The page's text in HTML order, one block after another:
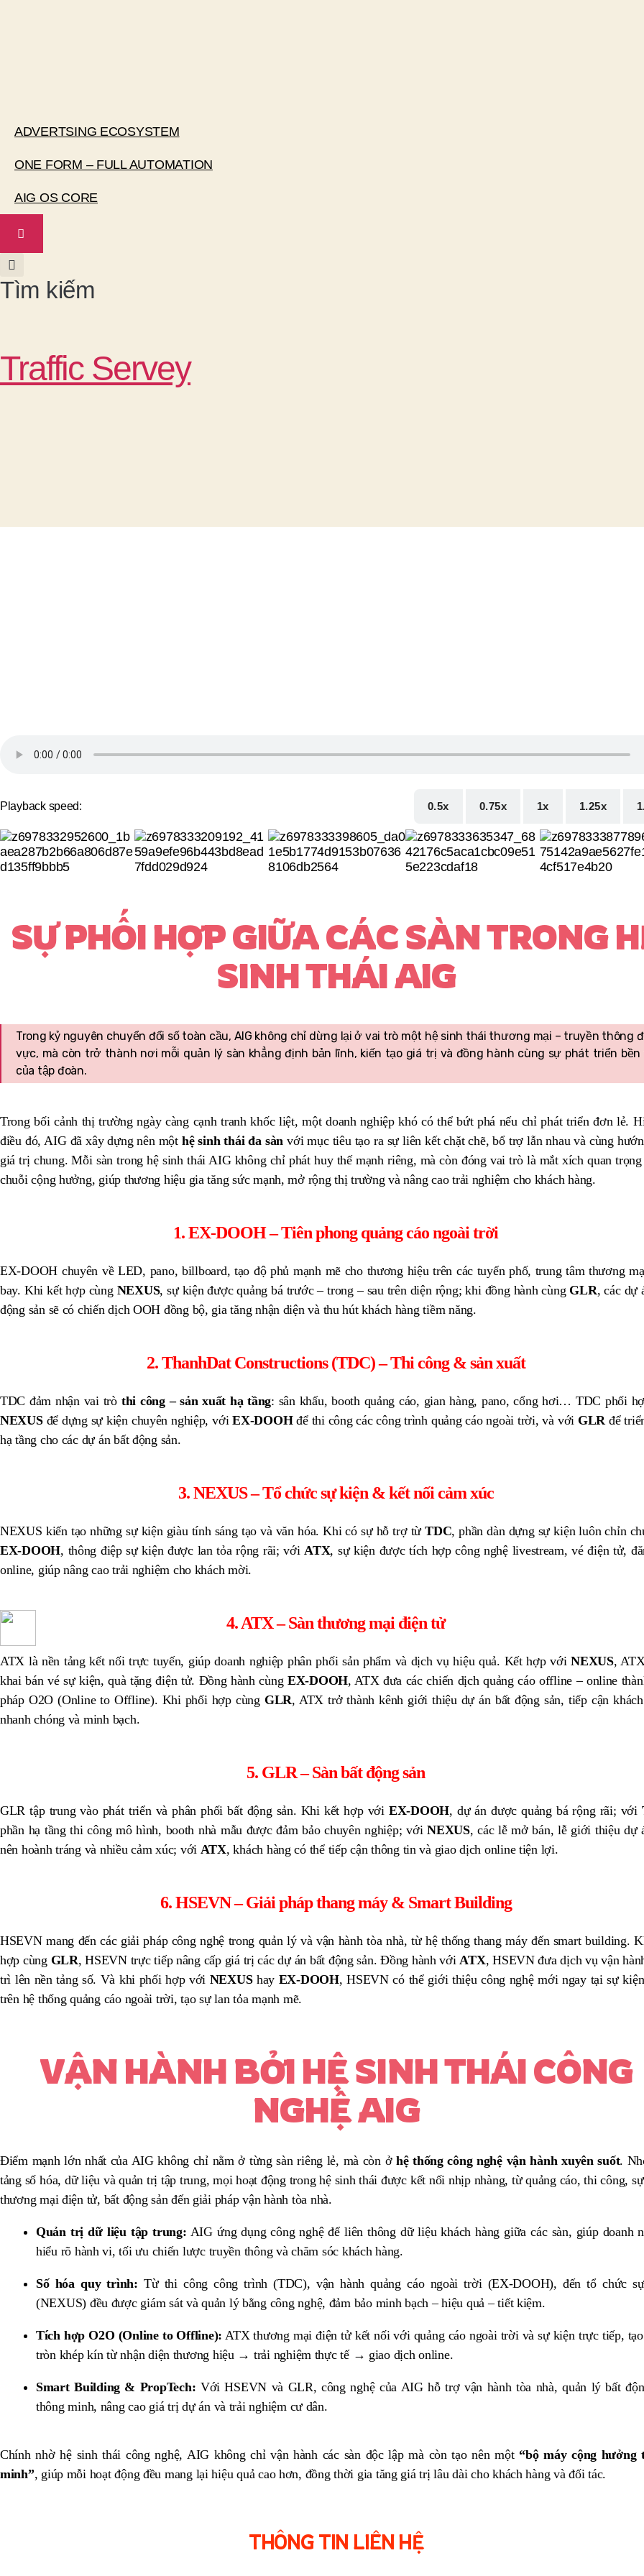
ADVERTSING ECOSYSTEM
ONE FORM – FULL AUTOMATION
AIG OS CORE
Tìm kiếm
Traffic Servey
Playback speed: 0.5x 0.75x 1x 1.25x
SỰ PHỐI HỢP GIỮA CÁC SÀN TRONG
SINH THÁI AIG
Trong kỷ nguyên chuyển đổi số toàn cầu, AIG không chỉ dừng lại ở vai trò một hệ sinh thái thương mại – truyền thông
vực, mà còn trở thành nơi mỗi quản lý sàn khẳng định bản lĩnh, kiến tạo giá trị và đồng hành cùng sự phát triển bền
của tập đoàn.
Trong bối cảnh thị trường ngày càng cạnh tranh khốc liệt, một doanh nghiệp khó có thể bứt phá nếu chỉ phát triển đơn lẻ.
điều đó, AIG đã xây dựng nên một hệ sinh thái đa sàn với mục tiêu tạo ra sự liên kết chặt chẽ, bổ trợ lẫn nhau và cùng
giá trị chung. Mỗi sàn trong hệ sinh thái AIG không chỉ phát huy thế mạnh riêng, mà còn đóng vai trò là mắt xích quan
chuỗi cộng hưởng, giúp thương hiệu gia tăng sức mạnh, mở rộng thị trường và nâng cao trải nghiệm cho khách hàng.
1. EX-DOOH – Tiên phong quảng cáo ngoài trời
EX-DOOH chuyên về LED, pano, billboard, tạo độ phủ mạnh mẽ cho thương hiệu trên các tuyến phố, trung tâm thương
bay. Khi kết hợp cùng NEXUS, sự kiện được quảng bá trước – trong – sau trên diện rộng; khi đồng hành cùng GLR, các dự
động sản sẽ có chiến dịch OOH đồng bộ, gia tăng nhận diện và thu hút khách hàng tiềm năng.
2. ThanhDat Constructions (TDC) – Thi công & sản xuất
TDC đảm nhận vai trò thi công – sản xuất hạ tầng: sân khấu, booth quảng cáo, gian hàng, pano, cổng hơi… TDC phối
NEXUSđể dựng sự kiện chuyên nghiệp, vớiEX-DOOHđể thi công các công trình quảng cáo ngoài trời, và với GLR để
hạ tầng cho các dự án bất động sản.
3. NEXUS – Tổ chức sự kiện & kết nối cảm xúc
NEXUS kiến tạo những sự kiện giàu tính sáng tạo và văn hóa. Khi có sự hỗ trợ từTDC, phần dàn dựng sự kiện luôn chỉn
EX-DOOH, thông điệp sự kiện được lan tỏa rộng rãi; với ATX, sự kiện được tích hợp công nghệ livestream, vé điện tử,
online, giúp nâng cao trải nghiệm cho khách mời.
4. ATX – Sàn thương mại điện tử
ATX là nền tảng kết nối trực tuyến, giúp doanh nghiệp phân phối sản phẩm và dịch vụ hiệu quả. Kết hợp vớiNEXUS,
khai bán vé sự kiện, quà tặng điện tử. Đồng hành cùng EX-DOOH, ATX đưa các chiến dịch quảng cáo offline – online
pháp O2O (Online to Offline). Khi phối hợp cùng GLR, ATX trở thành kênh giới thiệu dự án bất động sản, tiếp cận
nhanh chóng và minh bạch.
5. GLR – Sàn bất động sản
GLR tập trung vào phát triển và phân phối bất động sản. Khi kết hợp với EX-DOOH, dự án được quảng bá rộng rãi; với
phần hạ tầng thi công mô hình, booth nhà mẫu được đảm bảo chuyên nghiệp; vớiNEXUS, các lễ mở bán, lễ giới thiệu dự
nên hoành tráng và nhiều cảm xúc; với ATX, khách hàng có thể tiếp cận thông tin và giao dịch online tiện lợi.
6. HSEVN – Giải pháp thang máy & Smart Building
HSEVN mang đến các giải pháp công nghệ trong quản lý và vận hành tòa nhà, từ hệ thống thang máy đến smart building.
hợp cùng GLR, HSEVN trực tiếp nâng cấp giá trị các dự án bất động sản. Đồng hành với ATX, HSEVN đưa dịch vụ vận
trì lên nền tảng số. Và khi phối hợp với NEXUShay EX-DOOH, HSEVN có thể giới thiệu công nghệ mới ngay tại sự
trên hệ thống quảng cáo ngoài trời, tạo sự lan tỏa mạnh mẽ.
VẬN HÀNH BỞI HỆ SINH THÁI CÔNG
NGHỆ AIG
Điểm mạnh lớn nhất của AIG không chỉ nằm ở từng sàn riêng lẻ, mà còn ở hệ thống công nghệ vận hành xuyên suốt.
tảng số hóa, dữ liệu và quản trị tập trung, mọi hoạt động trong hệ sinh thái được kết nối nhịp nhàng, từ quảng cáo, thi công,
thương mại điện tử, bất động sản đến giải pháp vận hành tòa nhà.
Quản trị dữ liệu tập trung: AIG ứng dụng công nghệ để liên thông dữ liệu khách hàng giữa các sàn, giúp doanh
hiểu rõ hành vi, tối ưu chiến lược truyền thông và chăm sóc khách hàng.
Số hóa quy trình: Từ thi công công trình (TDC), vận hành quảng cáo ngoài trời (EX-DOOH), đến tổ chức
(NEXUS) đều được giám sát và quản lý bằng công nghệ, đảm bảo minh bạch – hiệu quả – tiết kiệm.
Tích hợp O2O (Online to Offline): ATX thương mại điện tử kết nối với quảng cáo ngoài trời và sự kiện trực tiếp,
tròn khép kín từ nhận diện thương hiệu → trải nghiệm thực tế → giao dịch online.
Smart Building & PropTech: Với HSEVN và GLR, công nghệ của AIG hỗ trợ vận hành tòa nhà, quản lý bất
thông minh, nâng cao giá trị dự án và trải nghiệm cư dân.
Chính nhờ hệ sinh thái công nghệ, AIG không chỉ vận hành các sàn độc lập mà còn tạo nên một “bộ máy cộng hưởng
minh”, giúp mỗi hoạt động đều mang lại hiệu quả cao hơn, đồng thời gia tăng giá trị lâu dài cho khách hàng và đối tác.
THÔNG TIN LIÊN HỆ